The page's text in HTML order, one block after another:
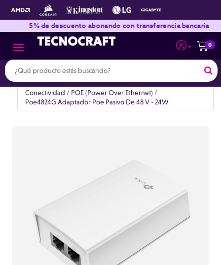
0
Toggle navigation
5% de descuento abonando con transferencia bancaria
Conectividad / POE (Power Over Ethernet) /
Poe4824G Adaptador Poe Pasivo De 48 V - 24W